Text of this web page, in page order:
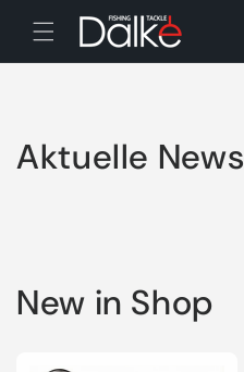
zum
Inhalt
Aktuelle News
New in Shop